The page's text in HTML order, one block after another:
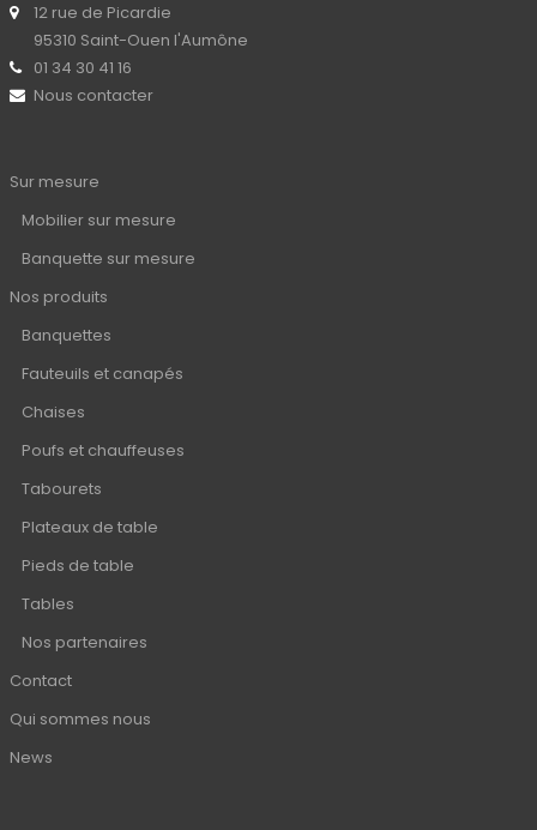
12 rue de Picardie
95310 Saint-Ouen l'Aumône
01 34 30 41 16
Nous contacter
Sur mesure
Mobilier sur mesure
Banquette sur mesure
Nos produits
Banquettes
Fauteuils et canapés
Chaises
Poufs et chauffeuses
Tabourets
Plateaux de table
Pieds de table
Tables
Nos partenaires
Contact
Qui sommes nous
News